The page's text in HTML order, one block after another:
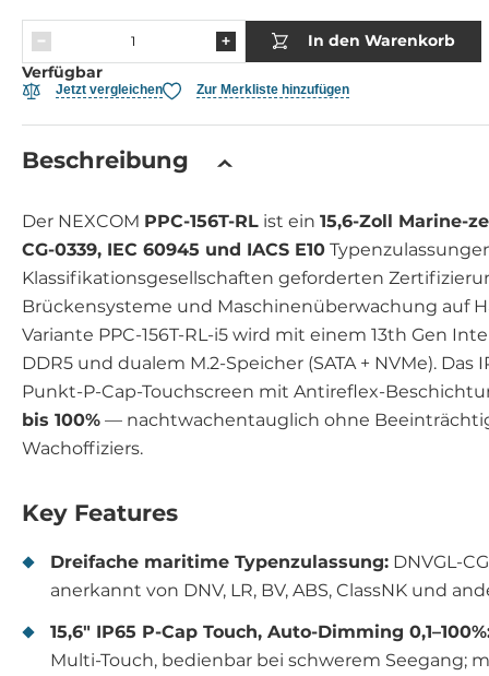
In den Warenkorb
Verfügbar
Jetzt vergleichen Zur Merkliste hinzufügen
Beschreibung
Der NEXCOM PPC-156T-RL ist ein 15,6-Zoll Marine-
CG-0339, IEC 60945 und IACS E10
Klassifikationsgesellschaften geforderten
Brückensysteme und Maschinenüberwachung auf
Variante PPC-156T-RL-i5 wird mit einem 13th Gen
DDR5 und dualem M.2-Speicher (SATA + NVMe).
Punkt-P-Cap-Touchscreen mit Antireflex-
bis 100% — nachtwachentauglich ohne
Wachoffiziers.
Key Features
Dreifache maritime Typenzulassung: DNVGL-
anerkannt von DNV, LR, BV, ABS, ClassNK und
15,6″ IP65 P-Cap Touch, Auto-Dimming
Multi-Touch, bedienbar bei schwerem